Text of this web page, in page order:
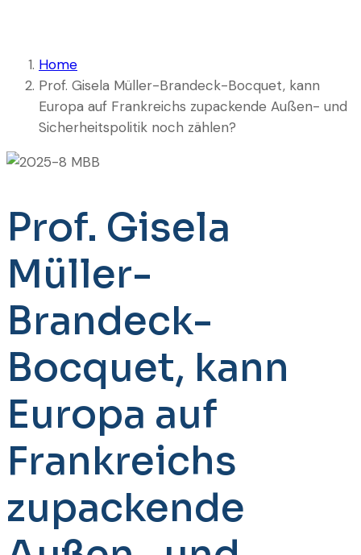
Home
Prof. Gisela Müller-Brandeck-Bocquet, kann
Europa auf Frankreichs zupackende Außen- und
Sicherheitspolitik noch zählen?
Prof. Gisela
Müller-
Brandeck-
Bocquet, kann
Europa auf
Frankreichs
zupackende